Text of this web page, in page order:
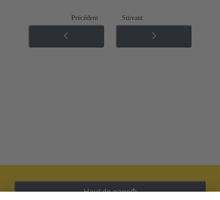
Précédent Suivant
Haut de page